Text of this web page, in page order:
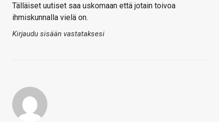
Tälläiset uutiset saa uskomaan että jotain toivoa
ihmiskunnalla vielä on.
Kirjaudu sisään vastataksesi